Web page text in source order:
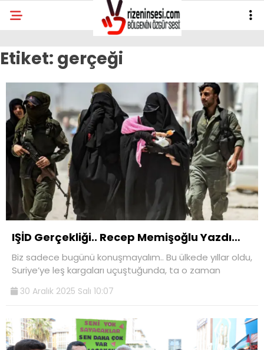
Etiket: gerçeği
IŞİD Gerçekliği.. Recep Memişoğlu Yazdı…
Biz sadece bugünü konuşmayalım.. Bu ülkede yıllar oldu,
Suriye’ye leş kargaları uçuştuğunda, ta o zaman
30 Aralık 2025 Salı 10:07